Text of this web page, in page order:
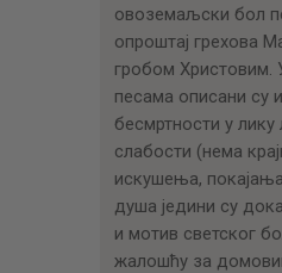
овоземаљски бол
опроштај грехова
гробом Христовим.
песама описани су
бесмртности у
слабости (нема
искушења,
душа једини су
и мотив светског
жалошћу за